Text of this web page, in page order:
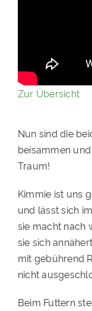
Zur Übersicht
Nun sind die
beisammen
Traum!
Kimmie ist uns
und lässt sich
sie macht nach
sie sich
mit gebührend
nicht
Beim Futtern